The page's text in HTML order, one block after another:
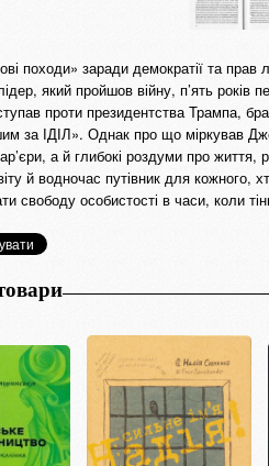
походи» заради демократії та
який пройшов війну, п’ять років
проти президентства Трампа,
за ІДІЛ». Однак про що міркував
а й глибокі роздуми про
й водночас путівник для кожного,
свободу особистості в часи, коли